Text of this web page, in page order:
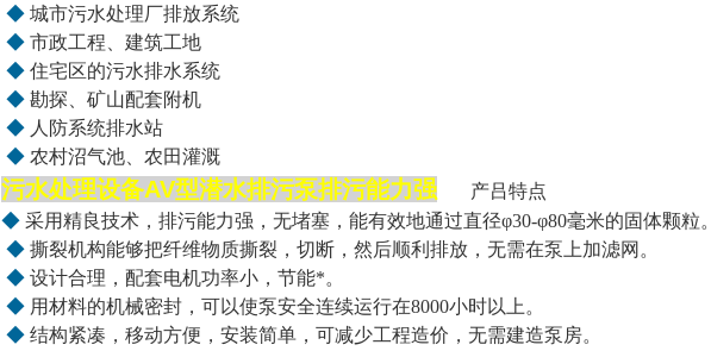
◆ 城市污水处理厂排放系统
◆ 市政工程、建筑工地
◆ 住宅区的污水排水系统
◆ 勘探、矿山配套附机
◆ 人防系统排水站
◆ 农村沼气池、农田灌溉
污水处理设备AV型潜水排污泵排污能力强
产吕特点
◆ 采用精良技术， 排污能力强 ，无堵塞，能有效地通过直径φ30-φ80毫米的固体颗粒。
◆ 撕裂机构能够把纤维物质撕裂，切断，然后顺利排放，无需在泵上加滤网。
◆ 设计合理，配套电机功率小，节能*。
◆ 用材料的机械密封，可以使泵安全连续运行在8000小时以上。
◆ 结构紧凑，移动方便，安装简单，可减少工程造价，无需建造泵房。